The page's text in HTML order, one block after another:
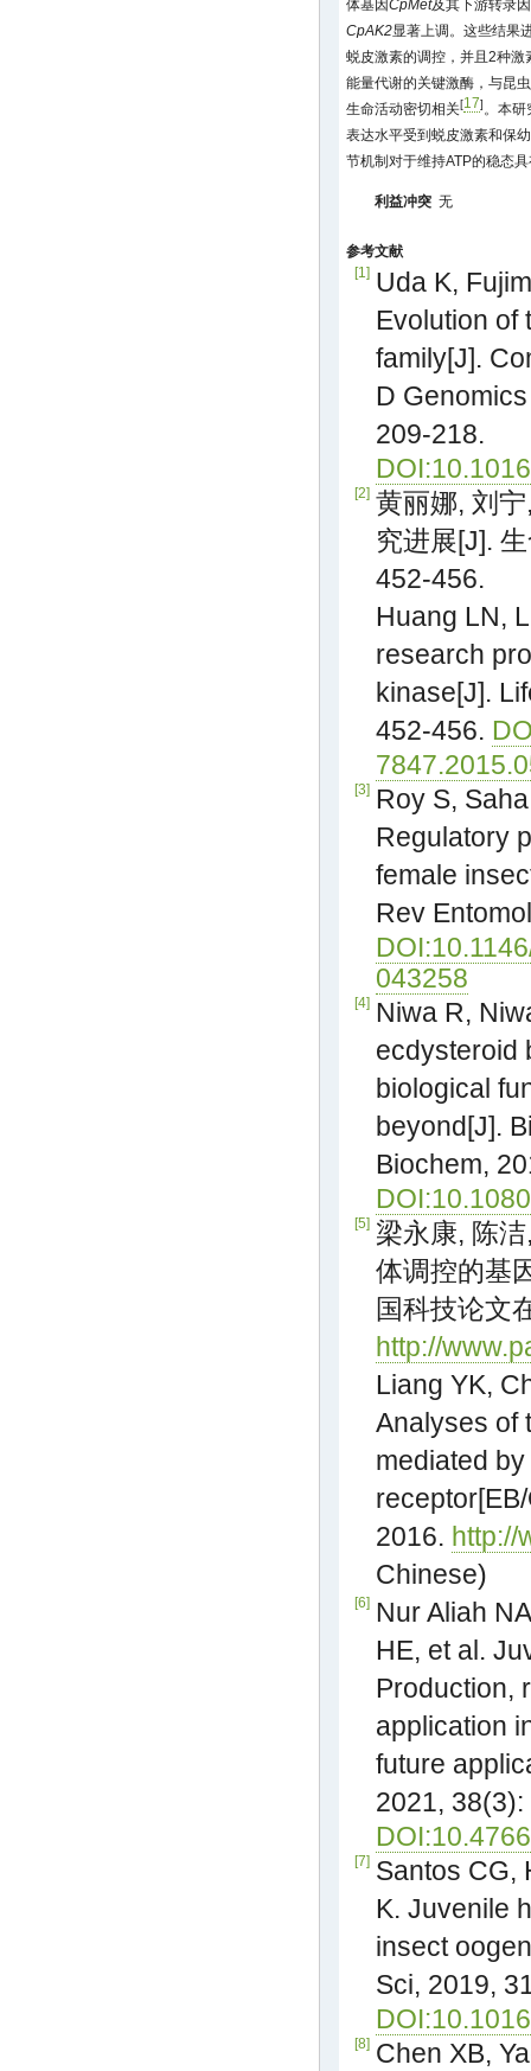
体基因CpMet及其下游转录
CpAK2显著上调。这些结果
蜕皮激素的调控，并且2种
能量代谢的关键激酶，与昆
生命活动密切相关[17]。本研
表达水平受到蜕皮激素和保
节机制对于维持ATP的稳态
利益冲突 无
参考文献
[1] Uda K,
Evolution of
family[J].
D
209-218.
[2] 黄丽娜, 刘
究进展[J].
452-456.
Huang LN,
research
kinase[J].
452-456.
[3]
Roy S,
Regulatory
female
Rev
043258
[4]
Niwa R,
ecdysteroid
biological
beyond[J].
Biochem,
[5] 梁永康, 陈
体调控的基
国科技论文
http://
Liang YK,
Analyses of
mediated
2016. http://
Chinese)
[6]
Nur Aliah
HE, et al.
Production,
application
future
2021,
[7] Santos CG,
K. Juvenile
insect
Sci, 2019,
[8] Chen XB,